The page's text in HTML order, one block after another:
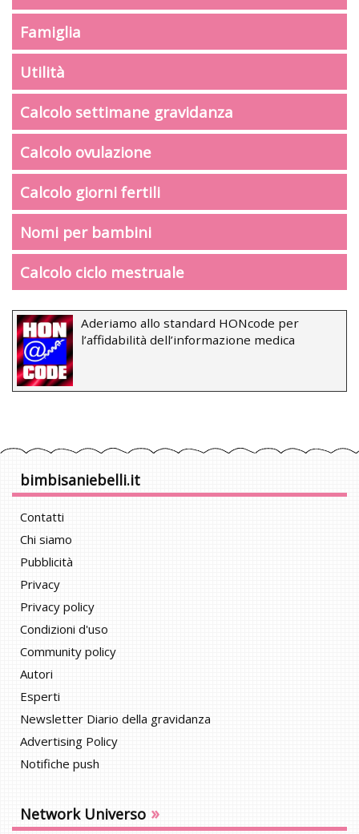
Famiglia
Utilità
Calcolo settimane gravidanza
Calcolo ovulazione
Calcolo giorni fertili
Nomi per bambini
Calcolo ciclo mestruale
Aderiamo allo standard HONcode per
l’affidabilità dell’informazione medica
bimbisaniebelli.it
Contatti
Chi siamo
Pubblicità
Privacy
Privacy policy
Condizioni d'uso
Community policy
Autori
Esperti
Newsletter Diario della gravidanza
Advertising Policy
Notifiche push
Network Universo »